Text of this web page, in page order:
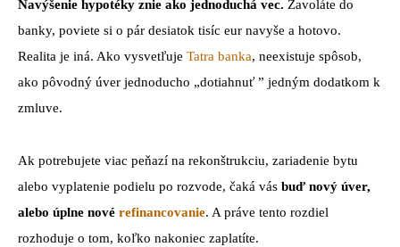
Navýšenie hypotéky znie ako jednoduchá vec. Zavoláte do
banky, poviete si o pár desiatok tisíc eur navyše a hotovo.
Realita je iná. Ako vysvetľuje Tatra banka, neexistuje spôsob,
ako pôvodný úver jednoducho „dotiahnuť ” jedným dodatkom k
zmluve.
Ak potrebujete viac peňazí na rekonštrukciu, zariadenie bytu
alebo vyplatenie podielu po rozvode, čaká vás buď nový úver,
alebo úplne nové refinancovanie. A práve tento rozdiel
rozhoduje o tom, koľko nakoniec zaplatíte.